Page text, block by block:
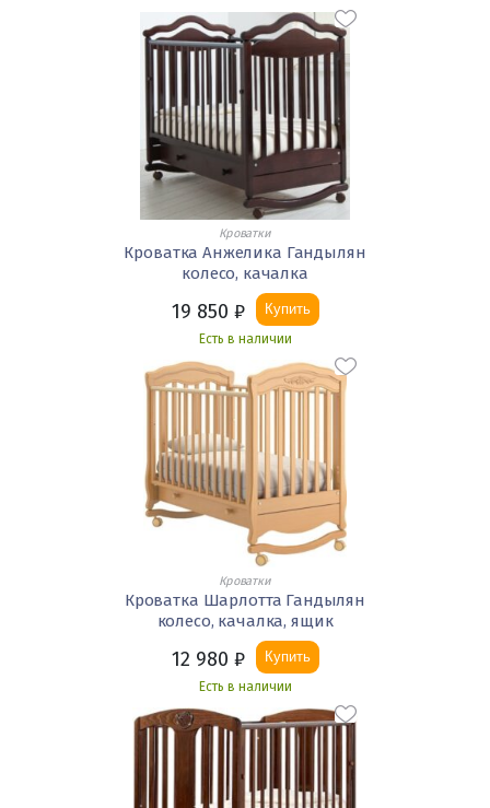
Кроватки
Кроватка Анжелика Гандылян
колесо, качалка
19 850 ₽ Купить
Есть в наличии
Кроватки
Кроватка Шарлотта Гандылян
колесо, качалка, ящик
12 980 ₽ Купить
Есть в наличии